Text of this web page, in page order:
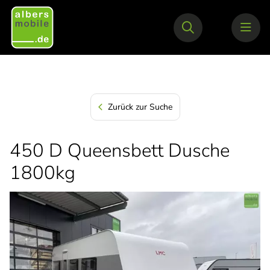
Zurück zur Suche
450 D Queensbett Dusche
1800kg